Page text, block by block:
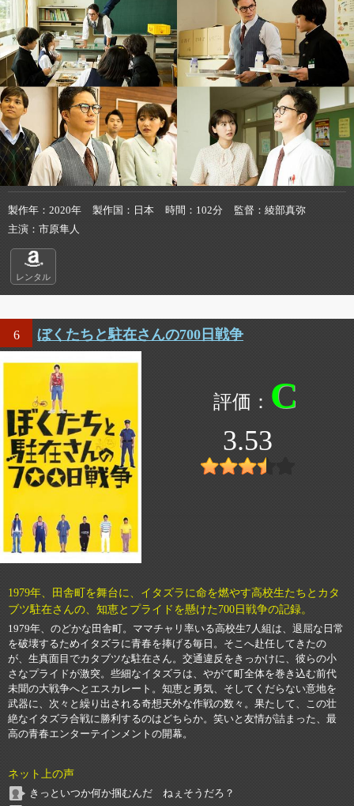
製作年 2020年 製作国 日本 時間 102分 監督
綾部真弥
主演
市原隼人
レンタル
6 ぼくたちと駐在さんの700日戦争
C
3.53
1979年、田舎町を舞台に、イタズラに命を燃やす高校生たちとカタ
ブツ駐在さんの、知恵とプライドを懸けた700日戦争の記録。
1979年、のどかな田舎町。ママチャリ率いる高校生7人組は、退屈な日常
を破壊するためイタズラに青春を捧げる毎日。そこへ赴任してきたの
が、生真面目でカタブツな駐在さん。交通違反をきっかけに、彼らの小
さなプライドが激突。些細なイタズラは、やがて町全体を巻き込む前代
未聞の大戦争へとエスカレート。知恵と勇気、そしてくだらない意地を
武器に、次々と繰り出される奇想天外な作戦の数々。果たして、この壮
絶なイタズラ合戦に勝利するのはどちらか。笑いと友情が詰まった、最
高の青春エンターテインメントの開幕。
ネット上の声
きっといつか何か掴むんだ ねぇそうだろ？